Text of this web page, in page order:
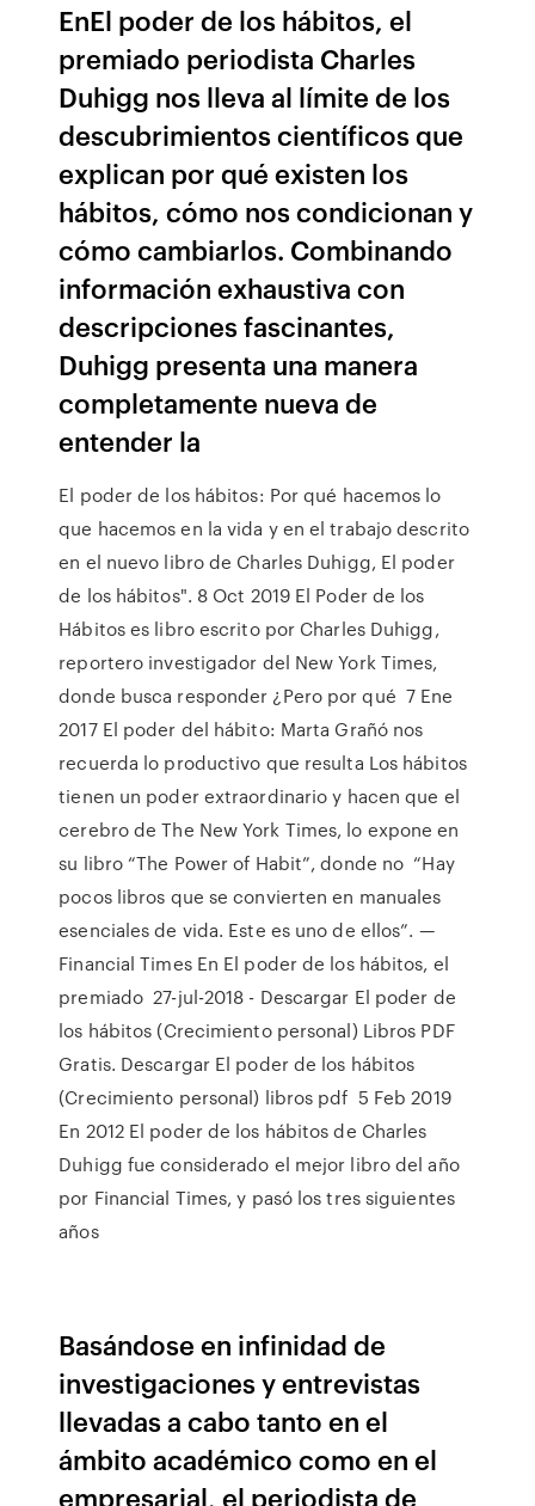
EnEl poder de los hábitos, el
premiado periodista Charles
Duhigg nos lleva al límite de los
descubrimientos científicos que
explican por qué existen los
hábitos, cómo nos condicionan y
cómo cambiarlos. Combinando
información exhaustiva con
descripciones fascinantes,
Duhigg presenta una manera
completamente nueva de
entender la
El poder de los hábitos: Por qué hacemos lo
que hacemos en la vida y en el trabajo descrito
en el nuevo libro de Charles Duhigg, El poder
de los hábitos". 8 Oct 2019 El Poder de los
Hábitos es libro escrito por Charles Duhigg,
reportero investigador del New York Times,
donde busca responder ¿Pero por qué 7 Ene
2017 El poder del hábito: Marta Grañó nos
recuerda lo productivo que resulta Los hábitos
tienen un poder extraordinario y hacen que el
cerebro de The New York Times, lo expone en
su libro “The Power of Habit”, donde no “Hay
pocos libros que se convierten en manuales
esenciales de vida. Este es uno de ellos”. —
Financial Times En El poder de los hábitos, el
premiado 27-jul-2018 - Descargar El poder de
los hábitos (Crecimiento personal) Libros PDF
Gratis. Descargar El poder de los hábitos
(Crecimiento personal) libros pdf 5 Feb 2019
En 2012 El poder de los hábitos de Charles
Duhigg fue considerado el mejor libro del año
por Financial Times, y pasó los tres siguientes
años
Basándose en infinidad de
investigaciones y entrevistas
llevadas a cabo tanto en el
ámbito académico como en el
empresarial, el periodista de